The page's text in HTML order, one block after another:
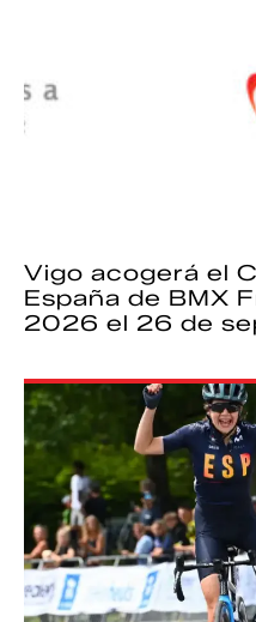
Vigo acogerá el
España de BMX
2026 el 26 de